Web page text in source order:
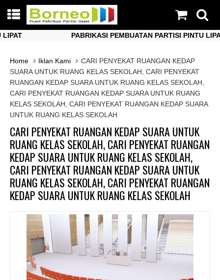
PABRIKASI PEMBUATAN PARTISI PINTU LIPAT
Home
Iklan Kami
CARI PENYEKAT RUANGAN KEDAP
SUARA UNTUK RUANG KELAS SEKOLAH, CARI PENYEKAT
RUANGAN KEDAP SUARA UNTUK RUANG KELAS SEKOLAH,
CARI PENYEKAT RUANGAN KEDAP SUARA UNTUK RUANG
KELAS SEKOLAH, CARI PENYEKAT RUANGAN KEDAP SUARA
UNTUK RUANG KELAS SEKOLAH
CARI PENYEKAT RUANGAN KEDAP SUARA UNTUK
RUANG KELAS SEKOLAH, CARI PENYEKAT RUANGAN
KEDAP SUARA UNTUK RUANG KELAS SEKOLAH,
CARI PENYEKAT RUANGAN KEDAP SUARA UNTUK
RUANG KELAS SEKOLAH, CARI PENYEKAT RUANGAN
KEDAP SUARA UNTUK RUANG KELAS SEKOLAH